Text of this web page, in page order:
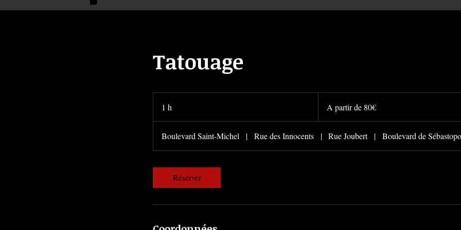
1er sur le tatouage à Paris
TATOUAGE PIERCING RESERVATION SOINS
Tatouage
1 h A partir de 80€
Boulevard Saint-Michel | Rue des Innocents | Rue Joubert | Boulevard de
Réserver